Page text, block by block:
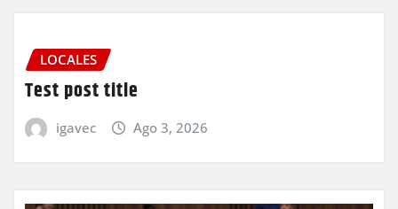
LOCALES
Test post title
igavec Ago 3, 2026